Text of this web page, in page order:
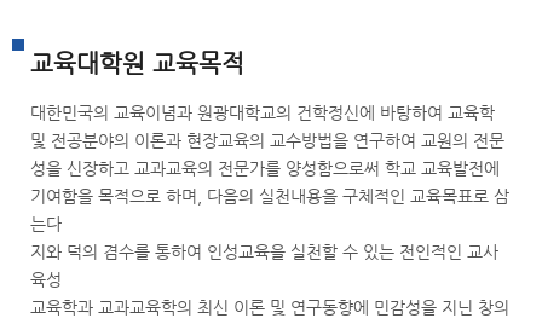
교육대학원 교육목적
대한민국의 교육이념과 원광대학교의 건학정신에 바탕하여 교육학
및 전공분야의 이론과 현장교육의 교수방법을 연구하여 교원의 전문
성을 신장하고 교과교육의 전문가를 양성함으로써 학교 교육발전에
기여함을 목적으로 하며, 다음의 실천내용을 구체적인 교육목표로 삼
는다
지와 덕의 겸수를 통하여 인성교육을 실천할 수 있는 전인적인 교사
육성
교육학과 교과교육학의 최신 이론 및 연구동향에 민감성을 지닌 창의